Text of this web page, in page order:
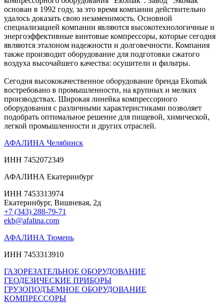
основан в 1992 году, за это время компании действительно
удалось доказать свою незаменимость. Основной
специализацией компании являются высокотехнологичные и
энергоэффективные винтовые компрессоры, которые сегодня
являются эталоном надежности и долговечности. Компания
также производит оборудование для подготовки сжатого
воздуха высочайшего качества: осушители и фильтры.
Сегодня высококачественное оборудование бренда Ekomak
востребовано в промышленности, на крупных и мелких
производствах. Широкая линейка компрессорного
оборудования с различными характеристиками позволяет
подобрать оптимальное решение для пищевой, химической,
легкой промышленности и других отраслей.
АФАЛИНА Челябинск
ИНН 7452072349
АФАЛИНА Екатеринбург
ИНН 7453313974
Екатеринбург, Вишневая, 2д
+7 (343) 288-79-71
ekb@afalina.com
АФАЛИНА Тюмень
ИНН 7453313910
ГАЗОРЕЗАТЕЛЬНОЕ ОБОРУДОВАНИЕ
ГЕОДЕЗИЧЕСКИЕ ПРИБОРЫ
ГРУЗОПОДЪЕМНОЕ ОБОРУДОВАНИЕ
КОМПРЕССОРЫ